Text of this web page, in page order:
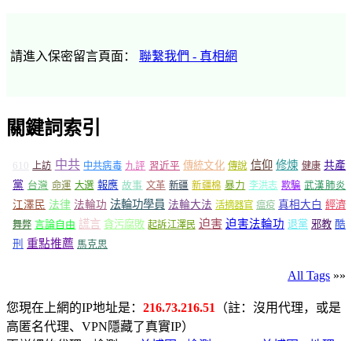
請進入保密留言頁面： 聯繫我們 - 真相網
關鍵詞索引
610 上訪 中共 中共病毒 九評 習近平 傳統文化 傳說 信仰 修煉 健康 共產
黨 台灣 命運 大選 報應 故事 文革 新疆 新疆棉 暴力 李洪志 欺騙 武漢肺炎
江澤民 法律 法輪功 法輪功學員 法輪大法 活摘器官 瘟疫 真相大白 經濟
舞弊 言論自由 謊言 貪污腐敗 起訴江澤民 迫害 迫害法輪功 退黨 邪教 酷
刑 重點推薦 馬克思
All Tags »»
您現在上網的IP地址是： 216.73.216.51
（註：沒用代理，或是
高匿名代理、VPN隱藏了真實IP）